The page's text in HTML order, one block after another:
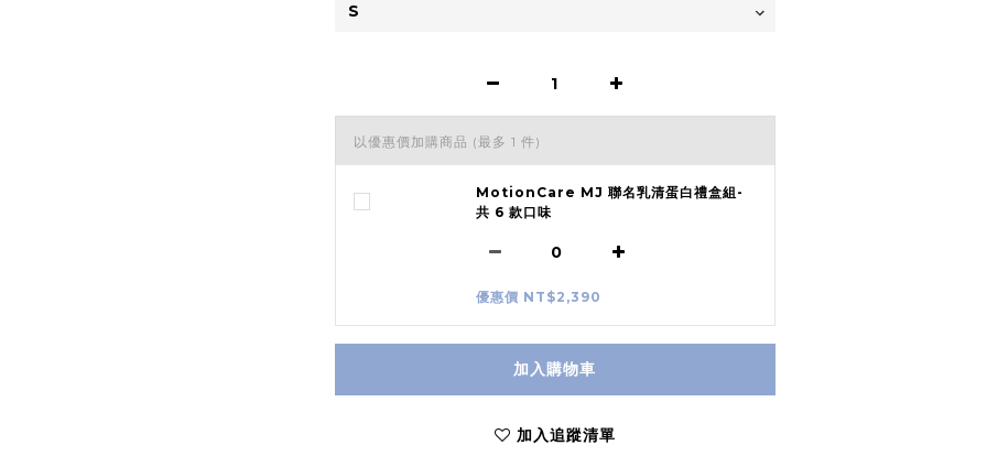
以優惠價加購商品 (最多 1 件)
MotionCare MJ 聯名乳清蛋白禮盒組-
共 6 款口味
優惠價 NT$2,390
加入購物車
加入追蹤清單